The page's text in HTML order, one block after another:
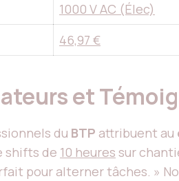
1000 V AC (Élec)
46,97 €
et
du BTP attribuent au
shifts de 10 heures sur
pour alterner tâches. »